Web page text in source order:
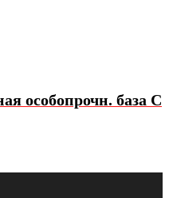
особопрочн. база С